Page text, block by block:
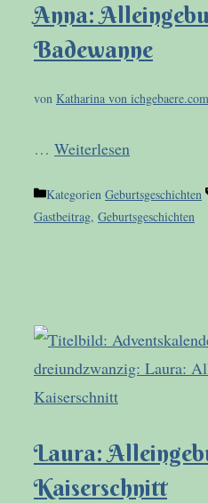
Anna:
Badewanne
von Katharina von ichgebaere.com
… Weiterlesen
Kategorien Geburtsgeschichten
Gastbeitrag, Geburtsgeschichten
Laura:
Kaiserschnitt